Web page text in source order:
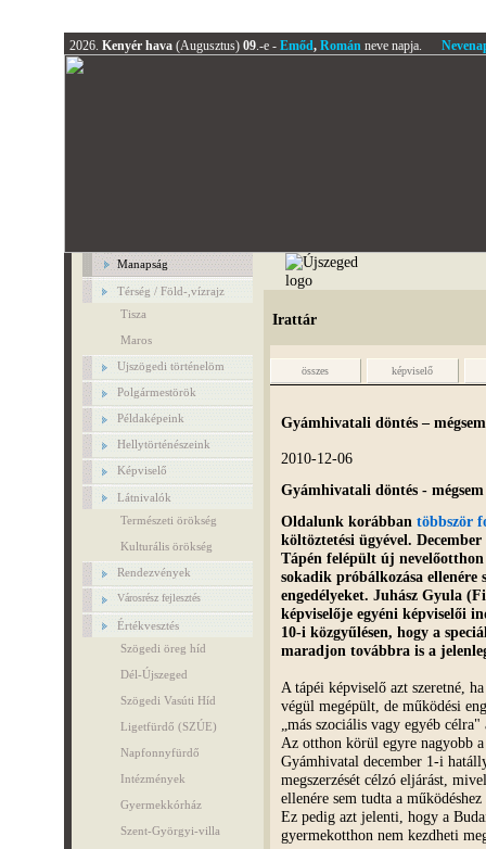
2026. Kenyér hava (Augusztus) 09.-e - Emőd, Románneve napja.
Manapság
Térség / Föld-,vízrajz
Tisza
Maros
Ujszögedi történelöm
Polgármestörök
Példaképeink
Hellytörténészeink
Képviselő
Látnivalók
Természeti örökség
Kulturális örökség
Rendezvények
Városrész fejlesztés
Értékvesztés
Szögedi öreg híd
Dél-Újszeged
Szögedi Vasúti Híd
Ligetfürdő (SZÚE)
Napfonnyfürdő
Intézmények
Gyermekkórház
Szent-Györgyi-villa
Irattár
összes képviselő
Gyámhivatali döntés –
2010-12-06
Gyámhivatali döntés -
Oldalunk korábban többször
költöztetési ügyével.
Tápén felépült új nevelőotthon
sokadik próbálkozása ellenére
engedélyeket. Juhász Gyula
képviselője egyéni képviselői
10-i közgyűlésen, hogy a
maradjon továbbra is a
A tápéi képviselő azt szeretné,
végül megépült, de működési
„más szociális vagy egyéb
Az otthon körül egyre nagyobb
Gyámhivatal december 1-i
megszerzését célzó eljárást,
ellenére sem tudta a
Ez pedig azt jelenti, hogy a
gyermekotthon nem kezdheti